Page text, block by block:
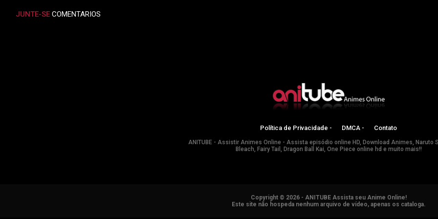
JUNTE-SE COMENTARIOS
Política de Privacidade - DMCA - Contato
ANITUBE - Assistir Animes Online - Assista episódio online HD, Download Animes, Naruto
Bleach, Fairy Tail, Dragon Ball Kai, One Piece online hd e muito mais!!
Copyright © 2026 - ANITUBE Assista seu Anime Online!
Este site não hospeda nenhum arquivo de vídeo, apenas os cataloga.